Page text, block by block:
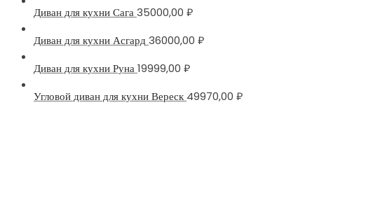
Диван для кухни Сага35000,00 ₽
Диван для кухни Асгард36000,00 ₽
Диван для кухни Руна19999,00 ₽
Угловой диван для кухни Вереск 49970,00 ₽